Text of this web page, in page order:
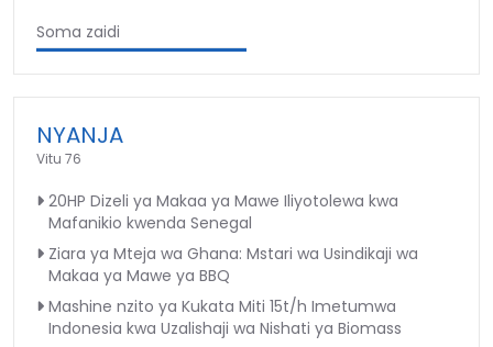
Soma zaidi
NYANJA
Vitu 76
20HP Dizeli ya Makaa ya Mawe Iliyotolewa kwa
Mafanikio kwenda Senegal
Ziara ya Mteja wa Ghana: Mstari wa Usindikaji wa
Makaa ya Mawe ya BBQ
Mashine nzito ya Kukata Miti 15t/h Imetumwa
Indonesia kwa Uzalishaji wa Nishati ya Biomass